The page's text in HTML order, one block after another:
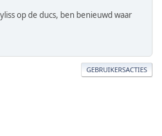
op de ducs, ben benieuwd waar
GEBRUIKERSACTIES